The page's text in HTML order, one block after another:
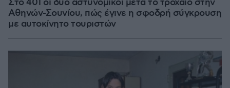
Στο 401 οι δύο αστυνομικοί μετά το τροχαίο στην
Αθηνών-Σουνίου, πώς έγινε η σφοδρή σύγκρουση
με αυτοκίνητο τουριστών